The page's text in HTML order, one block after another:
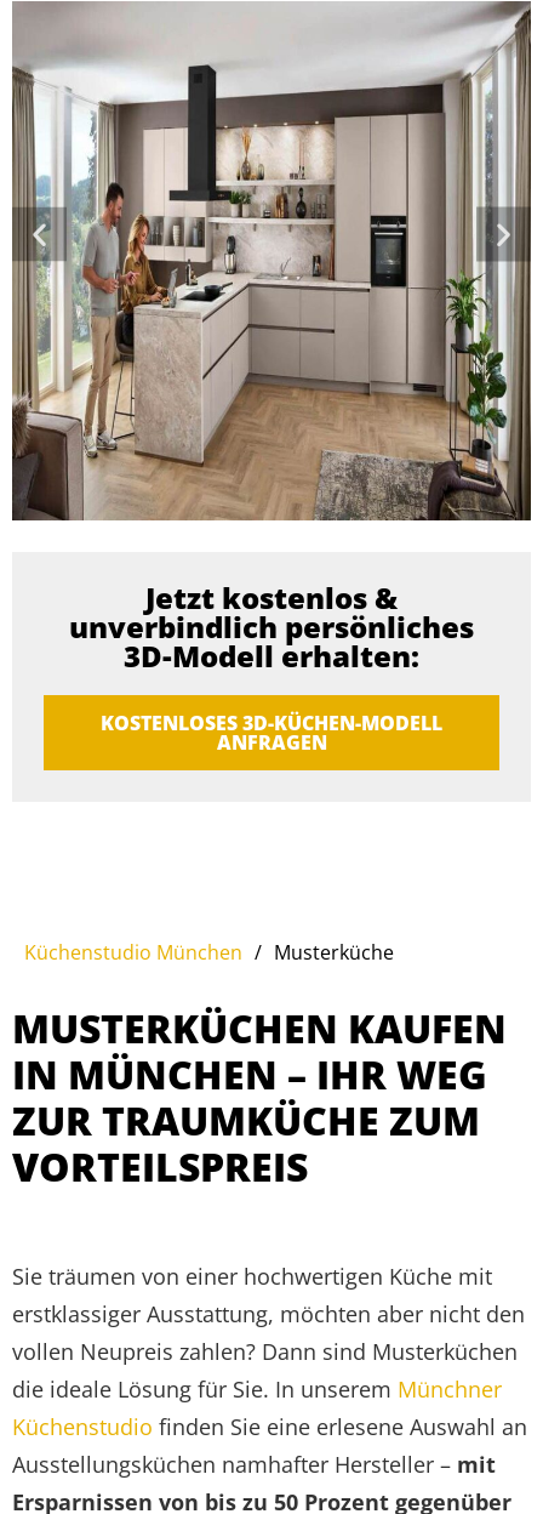
Jetzt kostenlos &
unverbindlich persönliches
3D-Modell erhalten:
KOSTENLOSES 3D-KÜCHEN-MODELL
ANFRAGEN
Küchenstudio München / Musterküche
MUSTERKÜCHEN KAUFEN
IN MÜNCHEN – IHR WEG
ZUR TRAUMKÜCHE ZUM
VORTEILSPREIS
Sie träumen von einer hochwertigen Küche mit
erstklassiger Ausstattung, möchten aber nicht den
vollen Neupreis zahlen? Dann sind Musterküchen
die ideale Lösung für Sie. In unserem Münchner
Küchenstudio finden Sie eine erlesene Auswahl an
Ausstellungsküchen namhafter Hersteller – mit
Ersparnissen von bis zu 50 Prozent gegenüber